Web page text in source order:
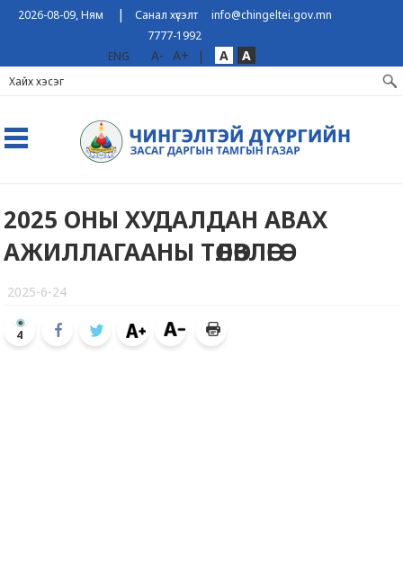
2026-08-09, Ням | Санал хүсэлт
info@chingeltei.gov.mn
7777-1992
ENG
A- A+ | A A
2025 ОНЫ ХУДАЛДАН АВАХ
АЖИЛЛАГААНЫ ТӨЛӨВЛӨГӨӨ
2025-6-24
4